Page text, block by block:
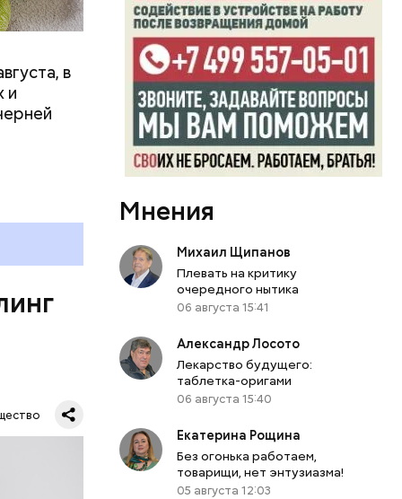
в
и
у
в
без
Мнения
Михаил Щипанов
Плевать на критику
очередного нытика
06 августа 15:41
Александр Лосото
Лекарство будущего:
таблетка-оригами
06 августа 15:40
Екатерина Рощина
Без огонька работаем,
товарищи, нет энтузиазма!
05 августа 12:03